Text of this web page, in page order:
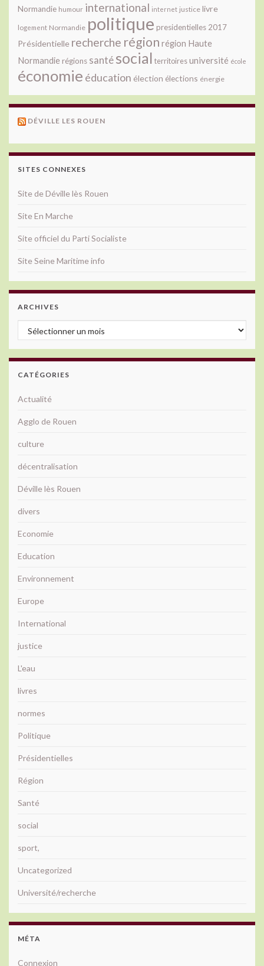
Normandie humour international internet justice livre
logement Normandie politique presidentielles 2017
Présidentielle recherche région région Haute
Normandie régions santésocial territoiresuniversité école
économie éducation élection élections énergie
DÉVILLE LES ROUEN
SITES CONNEXES
Site de Déville lès Rouen
Site En Marche
Site officiel du Parti Socialiste
Site Seine Maritime info
ARCHIVES
Archives
CATÉGORIES
Actualité
Agglo de Rouen
culture
décentralisation
Déville lès Rouen
divers
Economie
Education
Environnement
Europe
International
justice
L'eau
livres
normes
Politique
Présidentielles
Région
Santé
social
sport,
Uncategorized
Université/recherche
MÉTA
Connexion